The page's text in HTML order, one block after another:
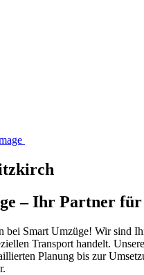
– Ihr Partner
Smart Umzüge! Wir sind
Transport handelt.
Planung bis zur